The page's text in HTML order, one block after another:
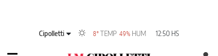
Cipolletti 8°TEMP 49% HUM 12:50 HS